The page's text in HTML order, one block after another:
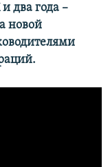
два года –
новой